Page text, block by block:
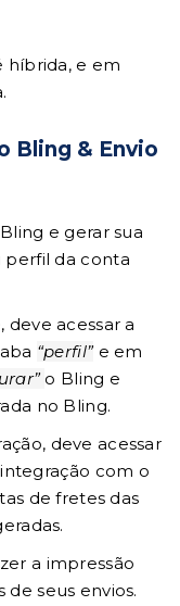
híbrida, e em
Bling & Envio
e gerar sua
perfil da conta
deve acessar a
“perfil”e em
o Bling e
no Bling.
deve acessar
integração com o
de fretes das
a impressão
de seus envios.